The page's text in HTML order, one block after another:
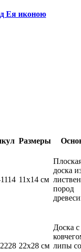
Ея иконою
Размеры
11х14 см
доска
пород
22х28 см
Доска с
липы со